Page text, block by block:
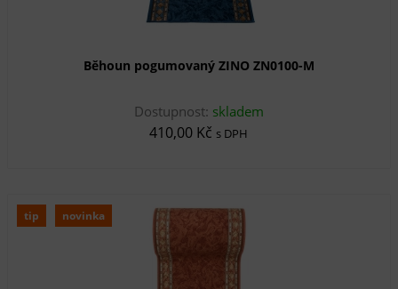
Běhoun pogumovaný ZINO ZN0100-M
Dostupnost: skladem
410,00 Kč s DPH
tip novinka